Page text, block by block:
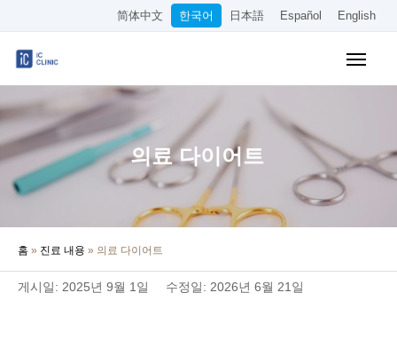
简体中文 한국어 日本語 Español English
의료 다이어트
홈 » 진료 내용 » 의료 다이어트
게시일: 2025년 9월 1일 수정일: 2026년 6월 21일
미용 시술
요금 안내
오시는 길
온라인 예약